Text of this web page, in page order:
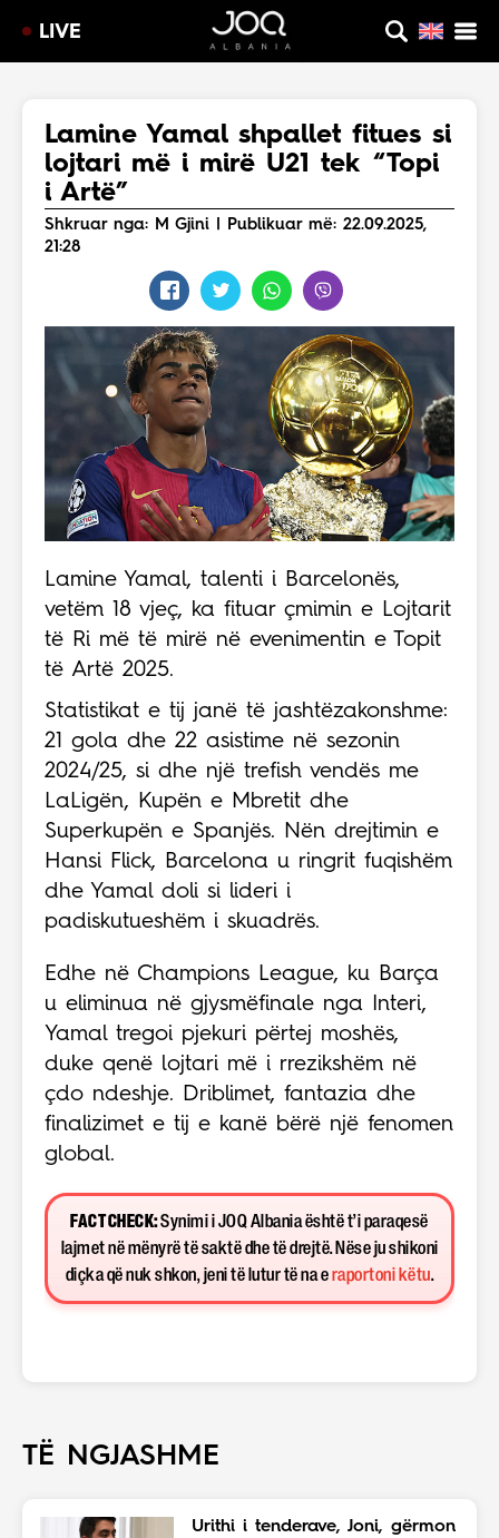
LIVE
Lamine Yamal shpallet fitues si
lojtari më i mirë U21 tek “Topi
i Artë”
Shkruar nga: M Gjini | Publikuar më: 22.09.2025,
21:28
Lamine Yamal, talenti i Barcelonës,
vetëm 18 vjeç, ka fituar çmimin e Lojtarit
të Ri më të mirë në evenimentin e Topit
të Artë 2025.
Statistikat e tij janë të jashtëzakonshme:
21 gola dhe 22 asistime në sezonin
2024/25, si dhe një trefish vendës me
LaLigën, Kupën e Mbretit dhe
Superkupën e Spanjës. Nën drejtimin e
Hansi Flick, Barcelona u ringrit fuqishëm
dhe Yamal doli si lideri i
padiskutueshëm i skuadrës.
Edhe në Champions League, ku Barça
u eliminua në gjysmëfinale nga Interi,
Yamal tregoi pjekuri përtej moshës,
duke qenë lojtari më i rrezikshëm në
çdo ndeshje. Driblimet, fantazia dhe
finalizimet e tij e kanë bërë një fenomen
global.
FACT CHECK:Synimi i JOQ Albania është t’i paraqesë
lajmet në mënyrë të saktë dhe të drejtë. Nëse ju shikoni
diçka që nuk shkon, jeni të lutur të na e raportoni këtu.
TË NGJASHME
Urithi i tenderave, Joni, gërmon